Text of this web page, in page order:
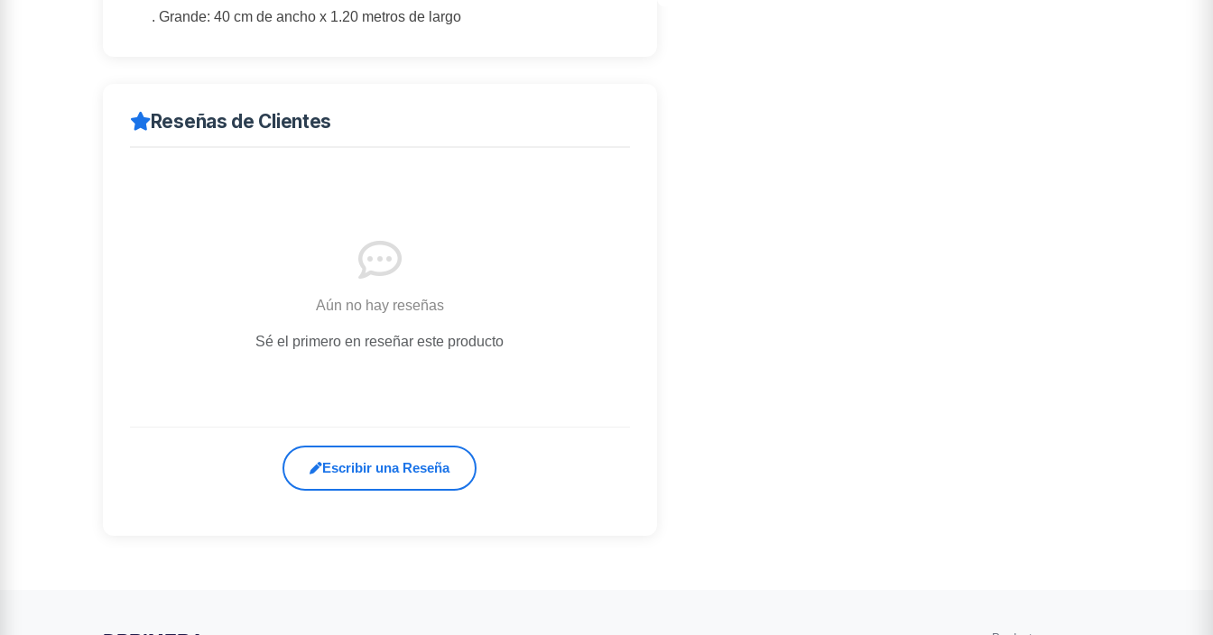
. Grande: 40 cm de ancho x 1.20 metros de largo
Reseñas de Clientes
Aún no hay reseñas
Sé el primero en reseñar este producto
Escribir una Reseña